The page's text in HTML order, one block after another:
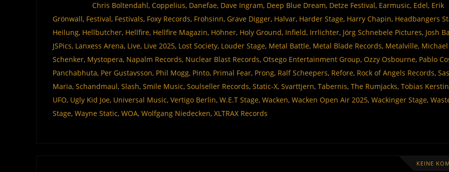
Chris Boltendahl, Coppelius, Danefae, Dave Ingram, Deep Blue Dream, Detze Festival, Earmusic, Edel, Erik
Grönwall, Festival, Festivals, Foxy Records, Frohsinn, Grave Digger, Halvar, Harder Stage, Harry Chapin, Headbangers
Heilung, Hellbutcher, Hellfire, Hellfire Magazin, Höhner, Holy Ground, Infield, Irrlichter, Jörg Schnebele Pictures, Josh
JSPics, Lanxess Arena, Live, Live 2025, Lost Society, Louder Stage, Metal Battle, Metal Blade Records, Metalville, Michael
Schenker, Mystopera, Napalm Records, Nuclear Blast Records, Otsego Entertainment Group, Ozzy Osbourne, Pablo
Panchabhuta, Per Gustavsson, Phil Mogg, Pinto, Primal Fear, Prong, Ralf Scheepers, Refore, Rock of Angels Records,
Maria, Schandmaul, Slash, Smile Music, Soulseller Records, Static-X, Svarttjern, Tabernis, The Rumjacks, Tobias
UFO, Ugly Kid Joe, Universal Music, Vertigo Berlin, W.E.T Stage, Wacken, Wacken Open Air 2025, Wackinger Stage,
Stage, Wayne Static, WOA, Wolfgang Niedecken, XLTRAX Records
KEINE